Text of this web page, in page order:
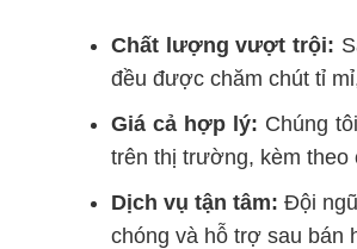
Chất lượng vượt trội:
đều được chăm chút tỉ
Giá cả hợp lý: Chúng
trên thị trường, kèm
Dịch vụ tận tâm: Đội
chóng và hỗ trợ sau bán